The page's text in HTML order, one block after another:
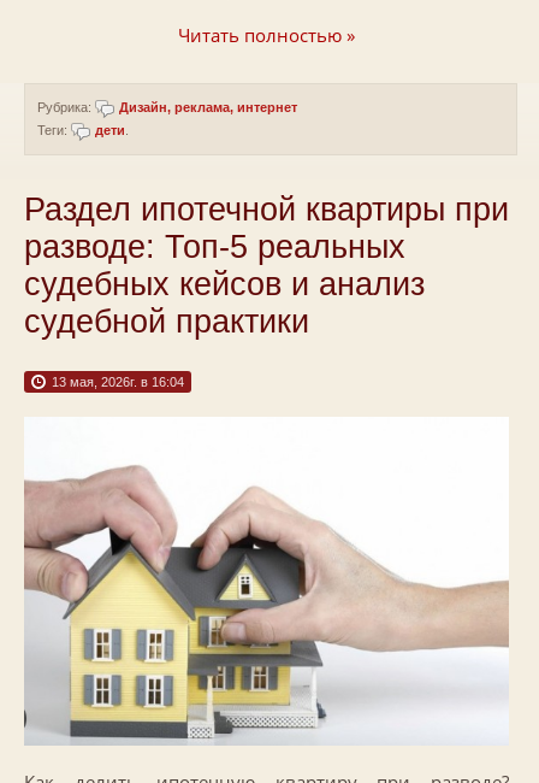
Читать полностью »
Рубрика:
Дизайн, реклама, интернет
Теги:
дети
Раздел ипотечной квартиры при
разводе: Топ-5 реальных
судебных кейсов и анализ
судебной практики
13 мая, 2026г. в 16:04